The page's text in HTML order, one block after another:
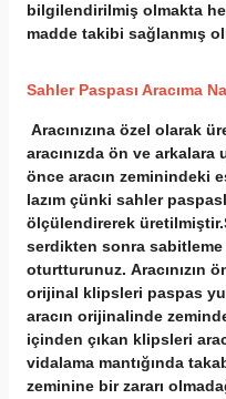
bilgilendirilmiş olmakta
madde takibi sağlanmış
Sahler Paspası Aracıma
Aracınızına özel olarak
aracınızda ön ve arkalara
önce aracın zeminindeki
lazım çünki sahler
ölçülendirerek
serdikten sonra sabitleme
oturtturunuz. Aracınızın
orijinal klipsleri paspas
aracın orijinalinde
içinden çıkan klipsleri
vidalama mantığında
zeminine bir zararı